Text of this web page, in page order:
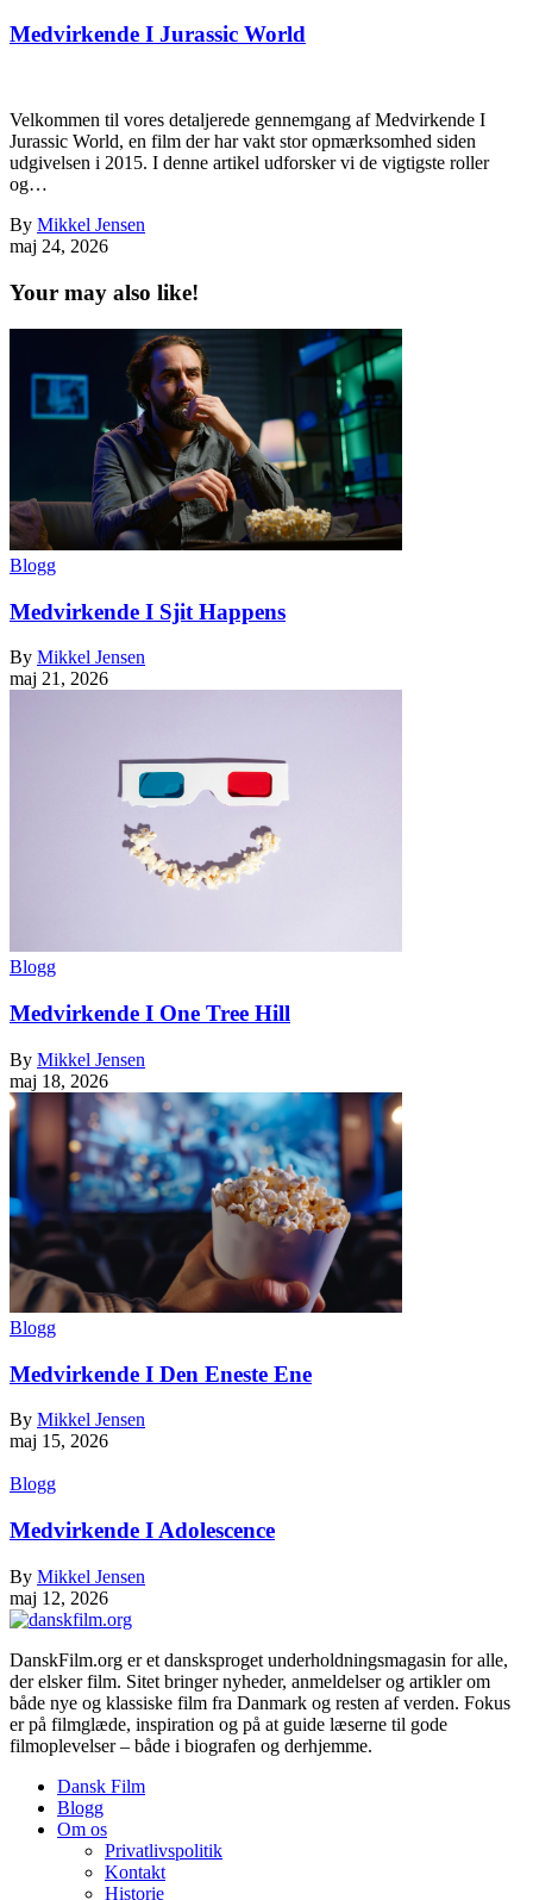
Medvirkende I Jurassic World
Velkommen til vores detaljerede gennemgang af Medvirkende I
Jurassic World, en film der har vakt stor opmærksomhed siden
udgivelsen i 2015. I denne artikel udforsker vi de vigtigste roller
og…
By Mikkel Jensen
maj 24, 2026
Your may also like!
Blogg
Medvirkende I Sjit Happens
By Mikkel Jensen
maj 21, 2026
Blogg
Medvirkende I One Tree Hill
By Mikkel Jensen
maj 18, 2026
Blogg
Medvirkende I Den Eneste Ene
By Mikkel Jensen
maj 15, 2026
Blogg
Medvirkende I Adolescence
By Mikkel Jensen
maj 12, 2026
DanskFilm.org er et dansksproget underholdningsmagasin for alle,
der elsker film. Sitet bringer nyheder, anmeldelser og artikler om
både nye og klassiske film fra Danmark og resten af verden. Fokus
er på filmglæde, inspiration og på at guide læserne til gode
filmoplevelser – både i biografen og derhjemme.
Dansk Film
Blogg
Om os
Privatlivspolitik
Kontakt
Historie